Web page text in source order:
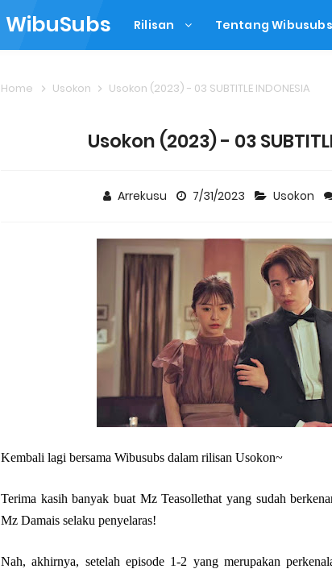
WibuSubs Rilisan Tentang Wibusubs
Home Usokon Usokon (2023) - 03 SUBTITLE INDONESIA
Usokon (2023) - 03
Arrekusu 7/31/2023 Usokon
Kembali lagi bersama Wibusubs dalam rilisan Usokon~
Terima kasih banyak buat Mz Teasollethat yang sudah
Mz Damais selaku penyelaras!
Nah, akhirnya, setelah episode 1-2 yang merupakan